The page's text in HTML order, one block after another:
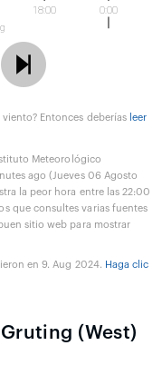
18:00 0:00
Entonces deberías leer
Meteorológico
ago (Jueves 06 Agosto
la peor hora entre las 22:00
que consultes varias fuentes
sitio web para mostrar
en 9. Aug 2024. Haga clic
(West)